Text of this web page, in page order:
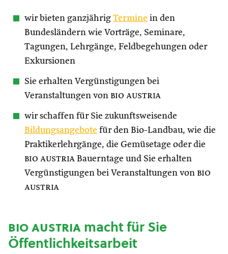
wir bieten ganzjährig Termine in den
Bundesländern wie Vorträge, Seminare,
Tagungen, Lehrgänge, Feldbegehungen oder
Exkursionen
Sie erhalten Vergünstigungen bei
Veranstaltungen von bio austria
wir schaffen für Sie zukunftsweisende
Bildungsangebote für den Bio-Landbau, wie die
Praktikerlehrgänge, die Gemüsetage oder die
bio austria Bauerntage und Sie erhalten
Vergünstigungen bei Veranstaltungen von bio
austria
bio austriamacht für Sie
Öffentlichkeitsarbeit